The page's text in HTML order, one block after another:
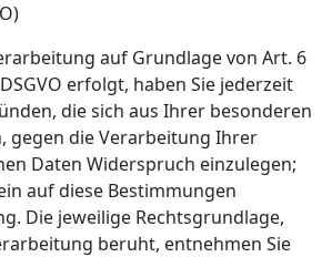
auf Grundlage von Art. 6
erfolgt, haben Sie jederzeit
die sich aus Ihrer besonderen
gegen die Verarbeitung Ihrer
Daten Widerspruch einzulegen;
auf diese Bestimmungen
Die jeweilige Rechtsgrundlage,
beruht, entnehmen Sie